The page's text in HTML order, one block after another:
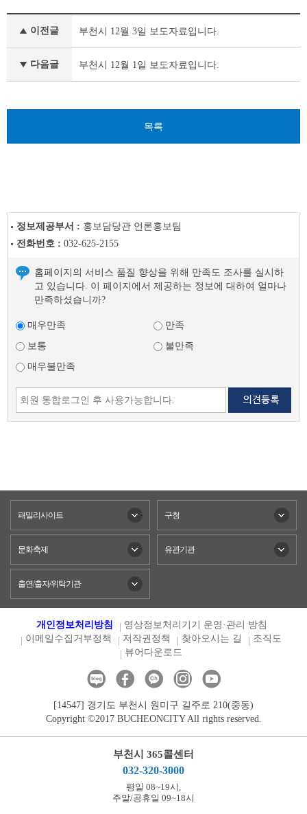
자
글
이전글 부천시 12월 3일 보도자료입니다.
다음글 부천시 12월 1일 보도자료입니다.
목록
정보제공부서 : 홍보담당관 언론홍보팀
전화번호 : 032-625-2155
홈페이지의 서비스 품질 향상을 위해 만족도 조사를 실시하
고 있습니다. 이 페이지에서 제공하는 정보에 대하여 얼마나
만족하셨습니까?
매우만족
만족
보통
불만족
매우불만족
패밀리사이트 구청
문화축제 유관기관
출연/출자/위탁기관
개인정보처리방침
영상정보처리기기 운영·관리 방침
이메일수집거부정책
저작권정책 찾아오시는 길
조직도
뷰어다운로드
[14547] 경기도 부천시 원미구 길주로 210(중동)
Copyright ©2017 BUCHEONCITY All rights reserved.
부천시 365콜센터
032-320-3000
평일 08~19시,
주말/공휴일 09~18시